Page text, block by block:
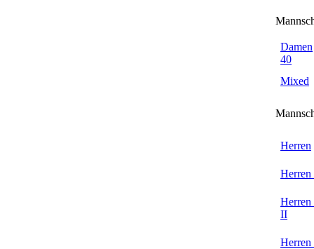
Damen
40
Mixed
Herren
Herren
Herren
II
Herren